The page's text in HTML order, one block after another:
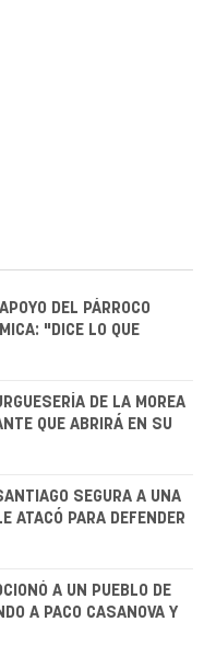
DEL PÁRROCO
"DICE LO QUE
DE LA MOREA
QUE ABRIRÁ EN SU
SEGURA A UNA
ATACÓ PARA DEFENDER
A UN PUEBLO DE
A PACO CASANOVA Y